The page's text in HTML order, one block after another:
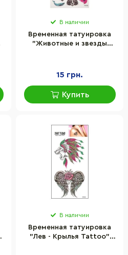
В наличии
Временная татуировка
"Животные и звезды
15 грн.
Купить
В наличии
Временная татуировка
"Лев - Крылья Tattoo"